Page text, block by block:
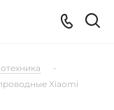
-
Xiaomi